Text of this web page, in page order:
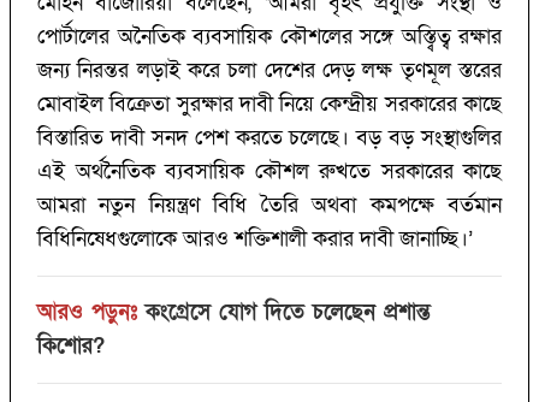
পোর্টালের অনৈতিক ব্যবসায়িক কৌশলের সঙ্গে অস্ত্বিত্ব রক্ষার
জন্য নিরন্তর লড়াই করে চলা দেশের দেড় লক্ষ তৃণমূল স্তরের
মোবাইল বিক্রেতা সুরক্ষার দাবী নিয়ে কেন্দ্রীয় সরকারের কাছে
বিস্তারিত দাবী সনদ পেশ করতে চলেছে। বড় বড় সংস্থাগুলির
এই অর্থনৈতিক ব্যবসায়িক কৌশল রুখতে সরকারের কাছে
আমরা নতুন নিয়ন্ত্রণ বিধি তৈরি অথবা কমপক্ষে বর্তমান
বিধিনিষেধগুলোকে আরও শক্তিশালী করার দাবী জানাচ্ছি।’
আরও পড়ুনঃ কংগ্রেসে যোগ দিতে চলেছেন প্রশান্ত
কিশোর?